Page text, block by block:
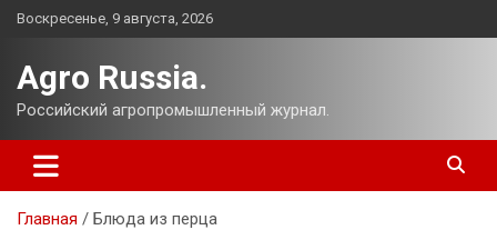
Перейти
Воскресенье, 9 августа, 2026
Agro Russia.
Российский агропромышленный журнал.
Главная Блюда из перца